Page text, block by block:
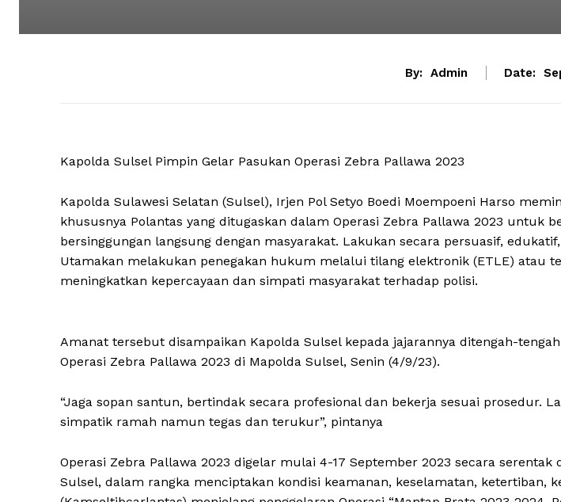
By: Admin Date:
Kapolda Sulsel Pimpin Gelar Pasukan Operasi Zebra Pallawa 2023
Kapolda Sulawesi Selatan (Sulsel), Irjen Pol Setyo Boedi Moempoeni Harso
khususnya Polantas yang ditugaskan dalam Operasi Zebra Pallawa 2023 untuk
bersinggungan langsung dengan masyarakat. Lakukan secara persuasif,
Utamakan melakukan penegakan hukum melalui tilang elektronik (ETLE) atau
meningkatkan kepercayaan dan simpati masyarakat terhadap polisi.
Amanat tersebut disampaikan Kapolda Sulsel kepada jajarannya ditengah-
Operasi Zebra Pallawa 2023 di Mapolda Sulsel, Senin (4/9/23).
“Jaga sopan santun, bertindak secara profesional dan bekerja sesuai prosedur.
simpatik ramah namun tegas dan terukur”, pintanya
Operasi Zebra Pallawa 2023 digelar mulai 4-17 September 2023 secara
Sulsel, dalam rangka menciptakan kondisi keamanan, keselamatan, ketertiban,